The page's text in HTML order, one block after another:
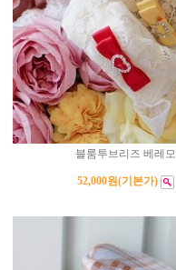
블룸투브리즈 베레모
52,000원(기본가)